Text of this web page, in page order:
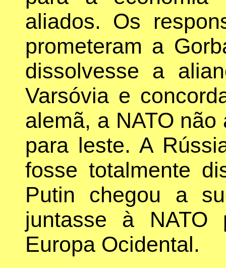
aliados. Os
prometeram a
dissolvesse a
Varsóvia e
alemã, a NATO
para leste. A
fosse totalmente
Putin chegou a
juntasse à
Europa Ocidental.